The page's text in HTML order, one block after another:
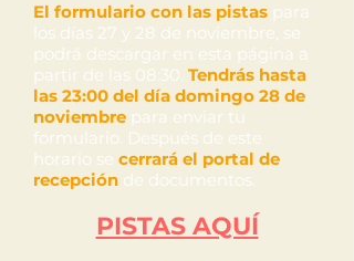
El formulario con las pistas para
los días 27 y 28 de noviembre, se
podrá descargar en esta página a
partir de las 08:30. Tendrás hasta
las 23:00 del día domingo 28 de
noviembre para enviar tu
formulario. Después de este
horario se cerrará el portal de
recepción de documentos.
PISTAS AQUÍ